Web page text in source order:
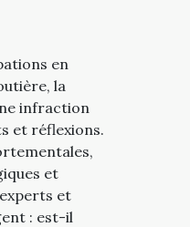
en
la
infraction
et réflexions.
et
et
: est-il